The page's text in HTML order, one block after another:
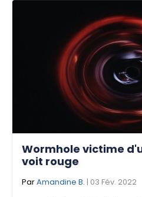
Wormhole victime
voit rouge
ParAmandine B. | 03 Fév. 2022